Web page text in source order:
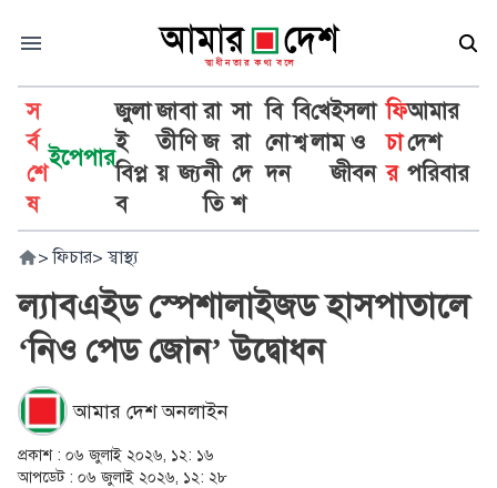
স
র্ব
শে
ষ
ইপেপার
জুলা
ই
বিপ্ল
ব
জা
তী
য়
বা
ণি
জ্য
রা
জ
নী
তি
সা
রা
দে
শ
বি
নো
দন
বি
শ্ব
খে
লা
ইসলা
ম ও
জীবন
ফি
চা
র
আমার
দেশ
পরিবার
> ফিচার> স্বাস্থ্য
ল্যাবএইড স্পেশালাইজড হাসপাতালে
‘নিও পেড জোন’ উদ্বোধন
আমার দেশ অনলাইন
প্রকাশ : ০৬ জুলাই ২০২৬, ১২: ১৬
আপডেট : ০৬ জুলাই ২০২৬, ১২: ২৮